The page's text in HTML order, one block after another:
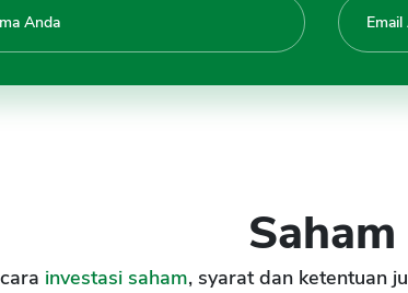
Saham
investasi saham, syarat dan ketentuan